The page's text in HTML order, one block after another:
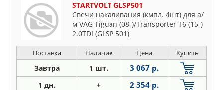
STARTVOLT GLSP501
Свечи накаливания (кмпл. 4шт) для а/
м VAG Tiguan (08-)/Transporter T6 (15-)
2.0TDI (GLSP 501)
Поставка Наличие Цена Купить
Завтра 1 шт. 3 067 р.
1 дн. + 2 354 р.